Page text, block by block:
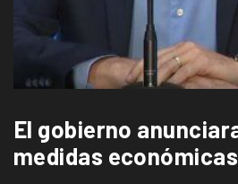
El gobierno
medidas económicas